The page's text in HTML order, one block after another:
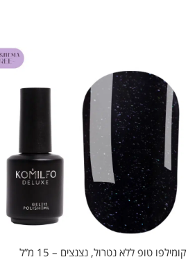
קומילפו טופ ללא נטרול, נצנצים – 15 מ”ל